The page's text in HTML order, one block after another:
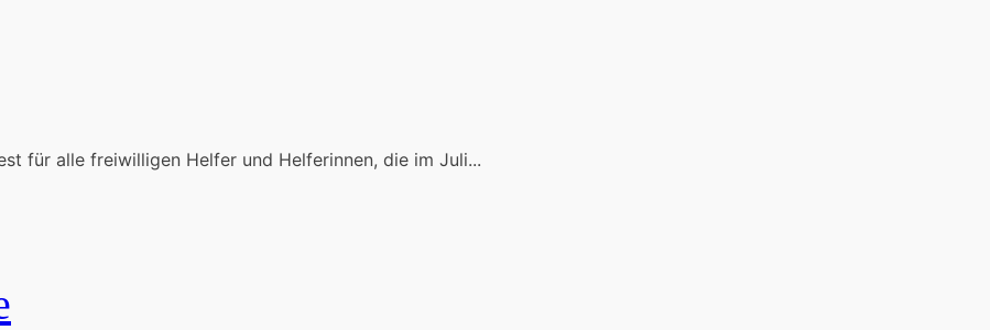
für alle freiwilligen Helfer und Helferinnen, die im Juli...